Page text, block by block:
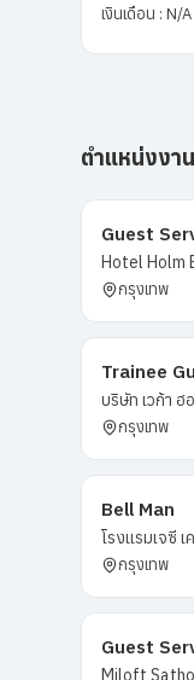
เงินเดือน : N/A
ตำแหน่งงา
Guest
Hotel Holm
กรุงเทพ
Trainee
บริษัท เวก้า
กรุงเทพ
Bell Man
โรงแรมเจซี
กรุงเทพ
Guest